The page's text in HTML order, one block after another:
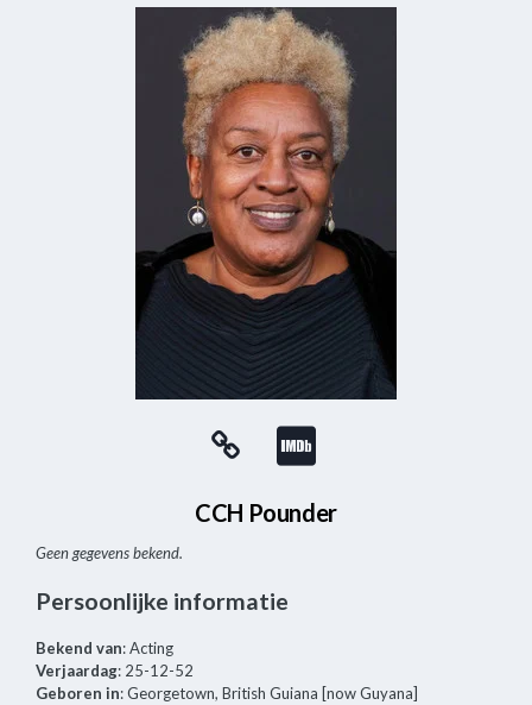
CCH Pounder
Geen gegevens bekend.
Persoonlijke informatie
Bekend van: Acting
Verjaardag: 25-12-52
Geboren in: Georgetown, British Guiana [now Guyana]